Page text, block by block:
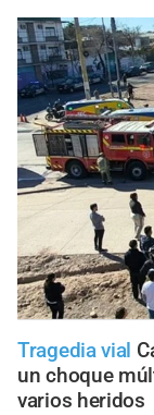
Tragedia vial
un choque
varios heridos